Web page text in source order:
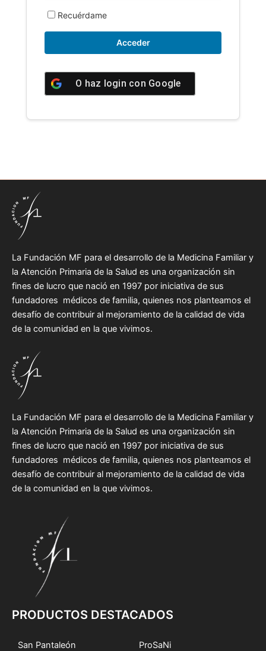
Recuérdame
O haz login con Google
La Fundación MF para el desarrollo de la Medicina Familiar y
la Atención Primaria de la Salud es una organización sin
fines de lucro que nació en 1997 por iniciativa de sus
fundadores médicos de familia, quienes nos planteamos el
desafío de contribuir al mejoramiento de la calidad de vida
de la comunidad en la que vivimos.
La Fundación MF para el desarrollo de la Medicina Familiar y
la Atención Primaria de la Salud es una organización sin
fines de lucro que nació en 1997 por iniciativa de sus
fundadores médicos de familia, quienes nos planteamos el
desafío de contribuir al mejoramiento de la calidad de vida
de la comunidad en la que vivimos.
PRODUCTOS DESTACADOS
San Pantaleón
ProSaNi